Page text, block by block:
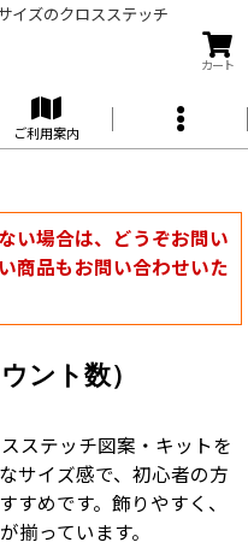
イズのクロスステッチ
カート
ご利用案内
い場合は、どうぞお問い
商品もお問い合わせいた
ント数）
ステッチ図案・キットを
サイズ感で、初心者の方
すめです。飾りやすく、
揃っています。